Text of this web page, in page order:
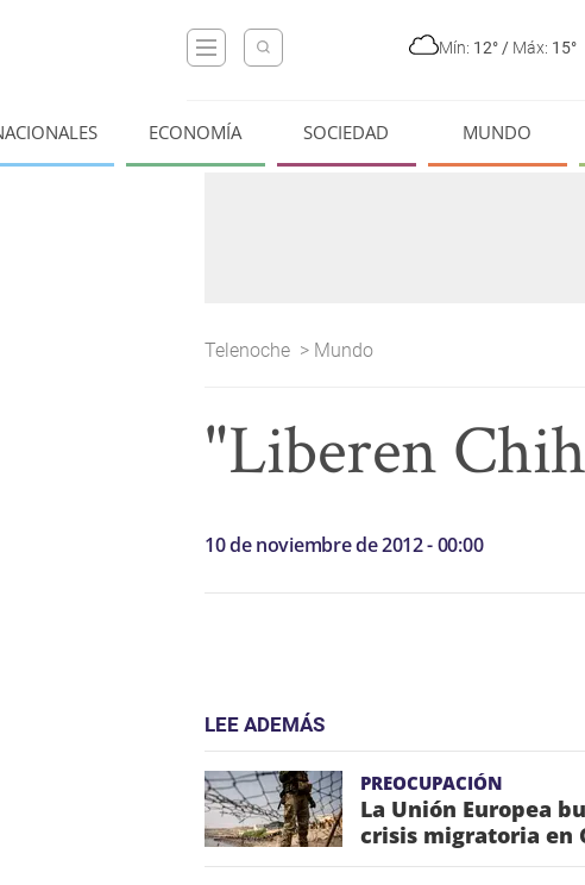
Mín: 12° / Máx: 15°
ECONOMÍA SOCIEDAD MUNDO
Telenoche > Mundo
"Liberen
10 de noviembre de 2012 - 00:00
LEE ADEMÁS
PREOCUPACIÓN
La Unión Europea
crisis migratoria en